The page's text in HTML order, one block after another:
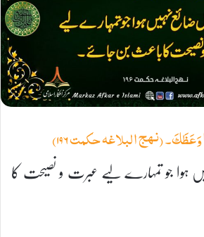
(نہج البلاغہ حکمت ۱۹۶)
ہوا جو تمہارے لیے عبرت و نصیحت کا